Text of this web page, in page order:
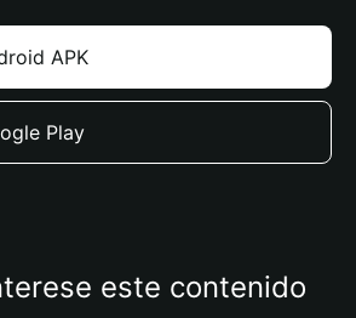
APK
Play
este contenido